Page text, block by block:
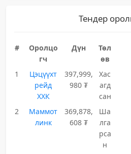
Тендер
#
Оролцо
гч
Дүн
Төл
өв
1
Цэцүүхт
рейд
ХХК
397,999,
980 ₮
Хас
агд
сан
2
Маммот
линк
369,878,
608 ₮
Ша
лга
рса
н